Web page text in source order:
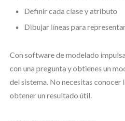
Definir cada clase y atributo
Dibujar líneas para
Con software de modelado
con una pregunta y obtienes un
del sistema. No necesitas conocer
obtener un resultado útil.